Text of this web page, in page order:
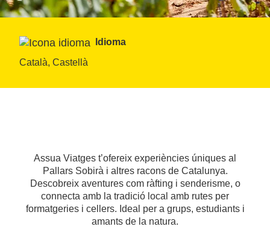
Idioma
Català, Castellà
Assua Viatges t’ofereix experiències úniques al
Pallars Sobirà i altres racons de Catalunya.
Descobreix aventures com ràfting i senderisme, o
connecta amb la tradició local amb rutes per
formatgeries i cellers. Ideal per a grups, estudiants i
amants de la natura.